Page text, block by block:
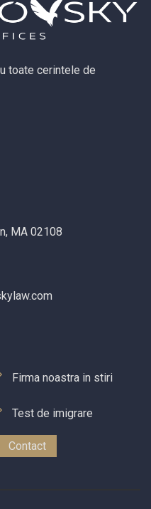
toate cerintele de
MA 02108
Firma noastra in stiri
Test de imigrare
Contact